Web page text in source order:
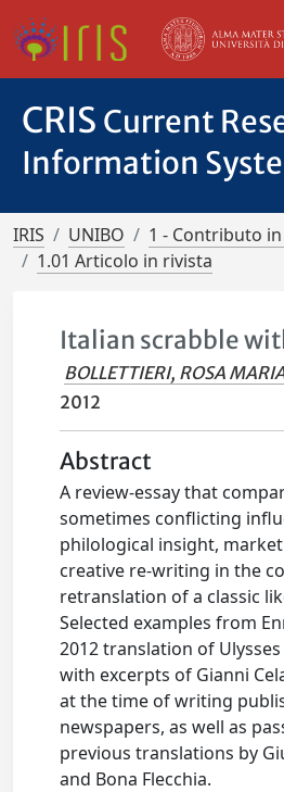
CRIS Current
Information
IRIS UNIBO
1 - Contributo
1.01 Articolo in rivista
Italian scrabble
BOLLETTIERI, ROSA
2012
Abstract
A review-essay that
sometimes conflicting
philological insight,
creative re-writing in the
retranslation of a classic
Selected examples from
2012 translation of
with excerpts of Gianni
at the time of writing
newspapers, as well as
previous translations by
and Bona Flecchia.